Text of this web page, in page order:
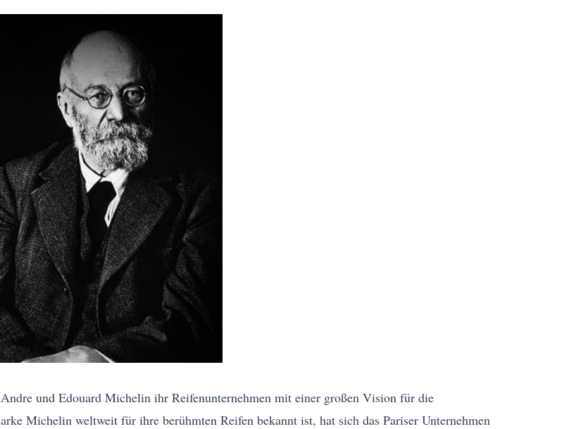
und Edouard Michelin ihr Reifenunternehmen mit einer großen Vision für die
Michelin weltweit für ihre berühmten Reifen bekannt ist, hat sich das Pariser Unternehmen